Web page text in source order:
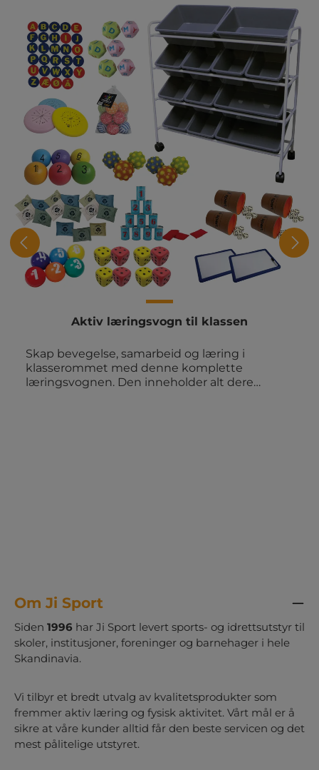
Aktiv læringsvogn til klassen
Skap bevegelse, samarbeid og læring i
klasserommet med denne komplette
læringsvognen. Den inneholder alt dere
Om Ji Sport
Siden 1996 har Ji Sport levert sports- og idrettsutstyr til
skoler, institusjoner, foreninger og barnehager i hele
Skandinavia.
Vi tilbyr et bredt utvalg av kvalitetsprodukter som
fremmer aktiv læring og fysisk aktivitet. Vårt mål er å
sikre at våre kunder alltid får den beste servicen og det
mest pålitelige utstyret.